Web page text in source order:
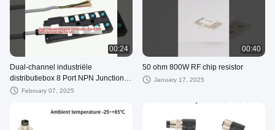
00:24
Dual-channel industriële
distributiebox 8 Port NPN Junction
Box Voor M12
February 07, 2025
00:40
50 ohm 800W RF chip resistor
January 17, 2025